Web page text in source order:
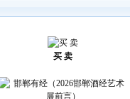
买 卖